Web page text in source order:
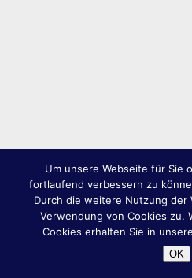
Um unsere Webseite für Sie
fortlaufend verbessern zu
Durch die weitere Nutzung der
Verwendung von Cookies zu.
Cookies erhalten Sie in
OK